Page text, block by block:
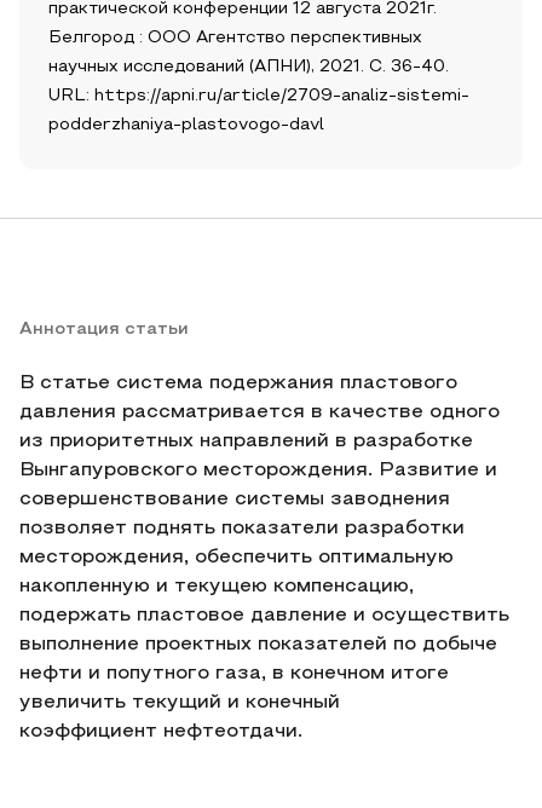
практической конференции 12 августа 2021г.
Белгород : ООО Агентство перспективных
научных исследований (АПНИ), 2021. С. 36-40.
URL: https://apni.ru/article/2709-analiz-sistemi-
podderzhaniya-plastovogo-davl
Аннотация статьи
В статье система подержания пластового
давления рассматривается в качестве одного
из приоритетных направлений в разработке
Вынгапуровского месторождения. Развитие и
совершенствование системы заводнения
позволяет поднять показатели разработки
месторождения, обеспечить оптимальную
накопленную и текущею компенсацию,
подержать пластовое давление и осуществить
выполнение проектных показателей по добыче
нефти и попутного газа, в конечном итоге
увеличить текущий и конечный
коэффициент нефтеотдачи.